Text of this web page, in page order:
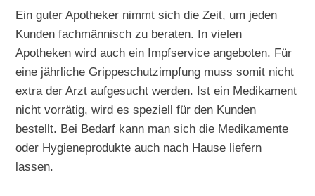
Ein guter Apotheker nimmt sich die Zeit, um jeden
Kunden fachmännisch zu beraten. In vielen
Apotheken wird auch ein Impfservice angeboten. Für
eine jährliche Grippeschutzimpfung muss somit nicht
extra der Arzt aufgesucht werden. Ist ein Medikament
nicht vorrätig, wird es speziell für den Kunden
bestellt. Bei Bedarf kann man sich die Medikamente
oder Hygieneprodukte auch nach Hause liefern
lassen.